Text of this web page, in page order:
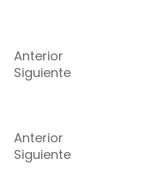
Anterior
Siguiente
Anterior
Siguiente